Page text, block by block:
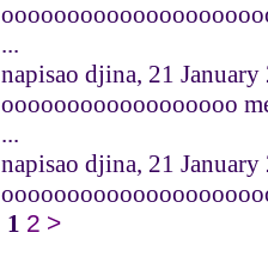
...
napisao djina, 21 January
oooooooooooooooooo
...
napisao djina, 21 January
1 2 >